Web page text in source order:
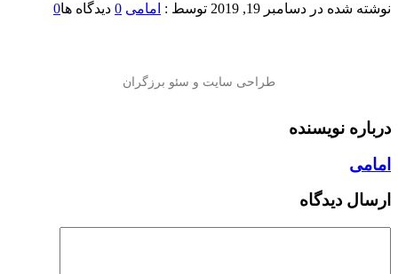
نوشته شده در دسامبر 19, 2019 توسط : امامی 0 دیدگاه ها0
درباره نویسنده
امامی
ارسال دیدگاه